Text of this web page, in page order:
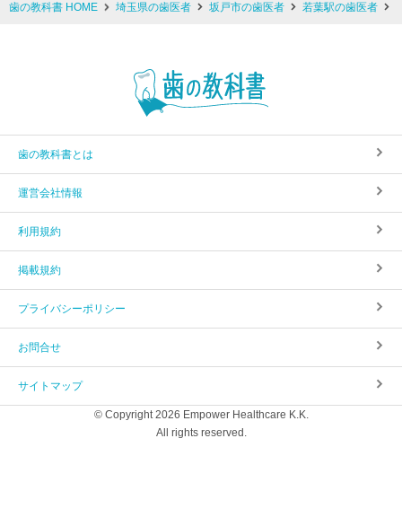
歯の教科書 HOME 埼玉県の歯医者 坂戸市の歯医者 若葉駅の歯医者
歯の教科書とは
運営会社情報
利用規約
掲載規約
プライバシーポリシー
お問合せ
サイトマップ
© Copyright 2026 Empower Healthcare K.K.
All rights reserved.